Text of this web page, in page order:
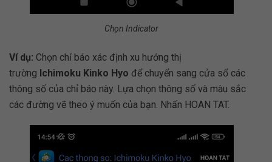
Chọn Indicator
Ví dụ: Chọn chỉ báo xác định xu hướng thị
trường Ichimoku Kinko Hyo để chuyển sang cửa sổ các
thông số của chỉ báo này. Lựa chọn thông số và màu sắc
các đường vẽ theo ý muốn của bạn. Nhấn HOAN TAT.